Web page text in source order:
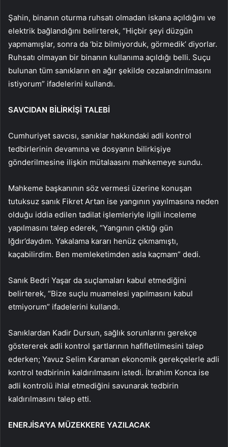
Şahin, binanın oturma ruhsatı olmadan iskana açıldığını ve
elektrik bağlandığını belirterek, “Hiçbir şeyi düzgün
yapmamışlar, sonra da ‘biz bilmiyorduk, görmedik’ diyorlar.
Ruhsatı olmayan bir binanın kullanıma açıldığı belli. Suçu
bulunan tüm sanıkların en ağır şekilde cezalandırılmasını
istiyorum” ifadelerini kullandı.
SAVCIDAN BİLİRKİŞİ TALEBİ
Cumhuriyet savcısı, sanıklar hakkındaki adli kontrol
tedbirlerinin devamına ve dosyanın bilirkişiye
gönderilmesine ilişkin mütalaasını mahkemeye sundu.
Mahkeme başkanının söz vermesi üzerine konuşan
tutuksuz sanık Fikret Artan ise yangının yayılmasına neden
olduğu iddia edilen tadilat işlemleriyle ilgili inceleme
yapılmasını talep ederek, “Yangının çıktığı gün
Iğdır’daydım. Yakalama kararı henüz çıkmamıştı,
kaçabilirdim. Ben memleketimden asla kaçmam” dedi.
Sanık Bedri Yaşar da suçlamaları kabul etmediğini
belirterek, “Bize suçlu muamelesi yapılmasını kabul
etmiyorum” ifadelerini kullandı.
Sanıklardan Kadir Dursun, sağlık sorunlarını gerekçe
göstererek adli kontrol şartlarının hafifletilmesini talep
ederken; Yavuz Selim Karaman ekonomik gerekçelerle adli
kontrol tedbirinin kaldırılmasını istedi. İbrahim Konca ise
adli kontrolü ihlal etmediğini savunarak tedbirin
kaldırılmasını talep etti.
ENERJİSA’YA MÜZEKKERE YAZILACAK